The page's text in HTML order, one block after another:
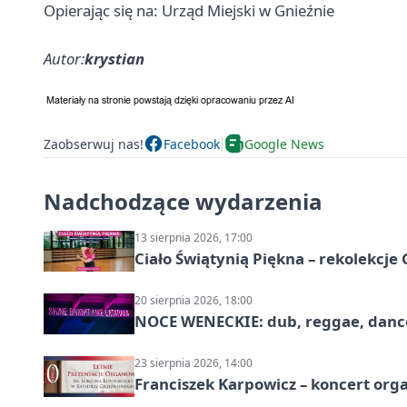
Opierając się na: Urząd Miejski w Gnieźnie
Autor:krystian
Zaobserwuj nas! Facebook Google News
Nadchodzące wydarzenia
13 sierpnia 2026, 17:00
Ciało Świątynią Piękna – rekolekcje
20 sierpnia 2026, 18:00
NOCE WENECKIE: dub, reggae,
23 sierpnia 2026, 14:00
Franciszek Karpowicz – koncert